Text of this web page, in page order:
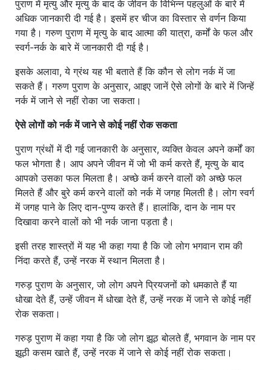
पुराण में मृत्यु और मृत्यु के बाद के जीवन के विभिन्न पहलुओं के बारे में
अधिक जानकारी दी गई है। इसमें हर चीज का विस्तार से वर्णन किया
गया है। गरुण पुराण में मृत्यु के बाद आत्मा की यात्रा, कर्मों के फल और
स्वर्ग-नर्क के बारे में जानकारी दी गई है।
इसके अलावा, ये ग्रंथ यह भी बताते हैं कि कौन से लोग नर्क में जा
सकते हैं। गरुण पुराण के अनुसार, आइए जानें ऐसे लोगों के बारे में जिन्हें
नर्क में जाने से नहीं रोका जा सकता।
ऐसे लोगों को नर्क में जाने से कोई नहीं रोक सकता
पुराण ग्रंथों में दी गई जानकारी के अनुसार, व्यक्ति केवल अपने कर्मों का
फल भोगता है। आप अपने जीवन में जो भी कर्म करते हैं, मृत्यु के बाद
आपको उसका फल मिलता है। अच्छे कर्म करने वालों को अच्छे फल
मिलते हैं और बुरे कर्म करने वालों को नर्क में जगह मिलती है। लोग स्वर्ग
में जगह पाने के लिए दान-पुण्य करते हैं। हालांकि, दान के नाम पर
दिखावा करने वालों को भी नर्क जाना पड़ता है।
इसी तरह शास्त्रों में यह भी कहा गया है कि जो लोग भगवान राम की
निंदा करते हैं, उन्हें नरक में स्थान मिलता है।
गरुड़ पुराण के अनुसार, जो लोग अपने प्रियजनों को धमकाते हैं या
धोखा देते हैं, उन्हें जीवन में धोखा देते हैं, उन्हें नरक में जाने से कोई नहीं
रोक सकता।
गरुड़ पुराण में कहा गया है कि जो लोग झूठ बोलते हैं, भगवान के नाम पर
झूठी कसम खाते हैं, उन्हें नरक में जाने से कोई नहीं रोक सकता।